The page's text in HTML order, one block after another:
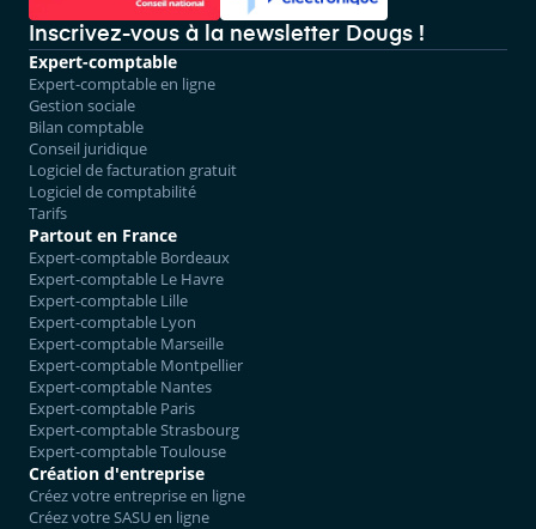
Inscrivez-vous à la newsletter Dougs !
Expert-comptable
Expert-comptable en ligne
Gestion sociale
Bilan comptable
Conseil juridique
Logiciel de facturation gratuit
Logiciel de comptabilité
Tarifs
Partout en France
Expert-comptable Bordeaux
Expert-comptable Le Havre
Expert-comptable Lille
Expert-comptable Lyon
Expert-comptable Marseille
Expert-comptable Montpellier
Expert-comptable Nantes
Expert-comptable Paris
Expert-comptable Strasbourg
Expert-comptable Toulouse
Création d'entreprise
Créez votre entreprise en ligne
Créez votre SASU en ligne